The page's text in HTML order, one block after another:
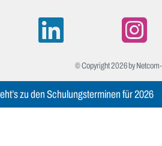
© Copyright 2026 by
zu den Schulungsterminen für 2026